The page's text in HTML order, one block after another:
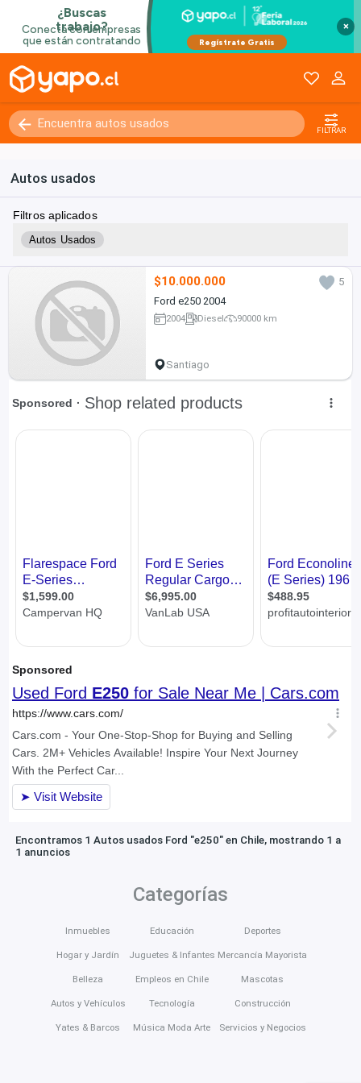
×
FILTRAR
Autos usados
Filtros aplicados
Autos Usados
$10.000.000
5
Ford e250 2004
2004 Diesel 90000 km
Santiago
Encontramos 1 Autos usados Ford "e250" en Chile, mostrando 1 a
1 anuncios
Categorías
Inmuebles
Hogar y Jardín
Belleza
Autos y Vehículos
Yates & Barcos
Educación
Juguetes & Infantes
Empleos en Chile
Tecnología
Música Moda Arte
Deportes
Mercancía Mayorista
Mascotas
Construcción
Servicios y Negocios